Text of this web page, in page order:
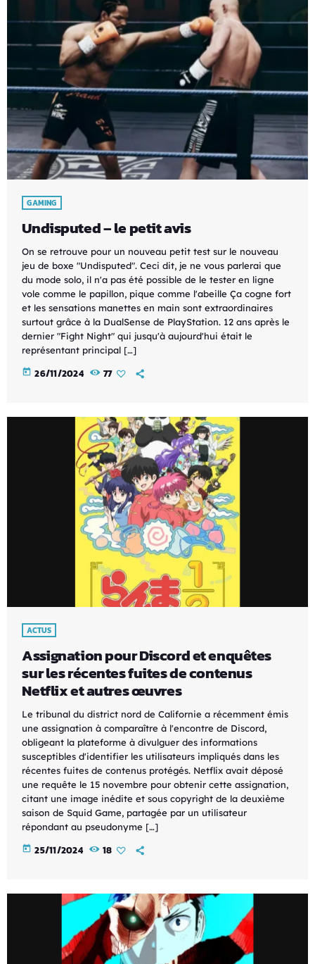
GAMING
Undisputed – le petit avis
On se retrouve pour un nouveau petit test sur le nouveau
jeu de boxe "Undisputed". Ceci dit, je ne vous parlerai que
du mode solo, il n'a pas été possible de le tester en ligne
vole comme le papillon, pique comme l'abeille Ça cogne fort
et les sensations manettes en main sont extraordinaires
surtout grâce à la DualSense de PlayStation. 12 ans après le
dernier "Fight Night" qui jusqu'à aujourd'hui était le
représentant principal […]
today 26/11/2024 77
ACTUS
Assignation pour Discord et enquêtes
sur les récentes fuites de contenus
Netflix et autres œuvres
Le tribunal du district nord de Californie a récemment émis
une assignation à comparaître à l'encontre de Discord,
obligeant la plateforme à divulguer des informations
susceptibles d'identifier les utilisateurs impliqués dans les
récentes fuites de contenus protégés. Netflix avait déposé
une requête le 15 novembre pour obtenir cette assignation,
citant une image inédite et sous copyright de la deuxième
saison de Squid Game, partagée par un utilisateur
répondant au pseudonyme […]
today 25/11/2024 18